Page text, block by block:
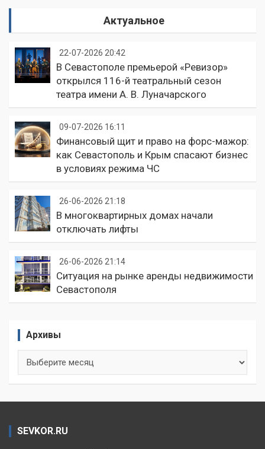
Актуальное
22-07-2026 20:42
В Севастополе премьерой «Ревизор»
открылся 116-й театральный сезон
театра имени А. В. Луначарского
09-07-2026 16:11
Финансовый щит и право на форс-мажор:
как Севастополь и Крым спасают бизнес
в условиях режима ЧС
26-06-2026 21:18
В многоквартирных домах начали
отключать лифты
26-06-2026 21:14
Ситуация на рынке аренды недвижимости
Севастополя
Архивы
SEVKOR.RU